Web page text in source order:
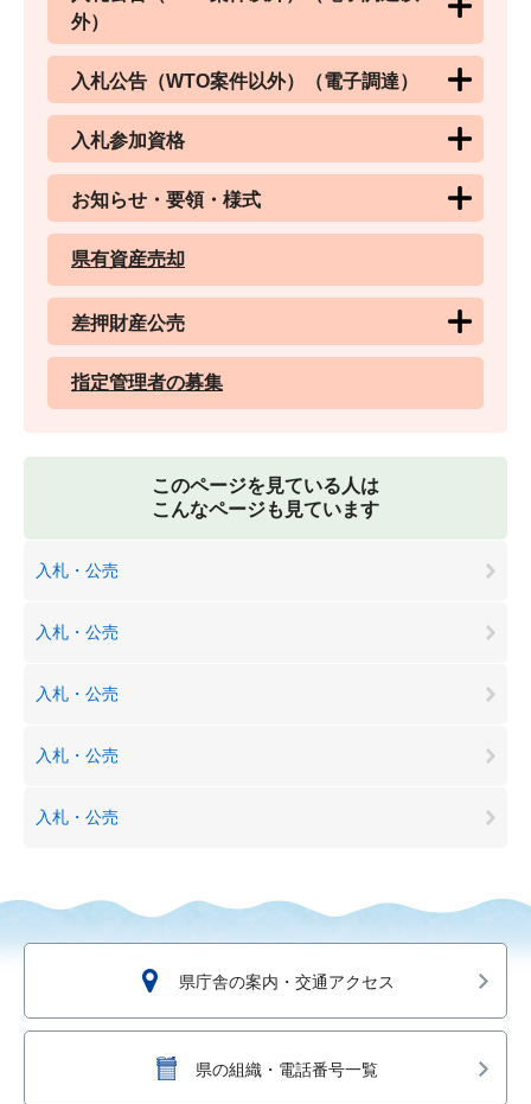
外）
入札公告（WTO案件以外）（電子調達）
入札参加資格
お知らせ・要領・様式
県有資産売却
差押財産公売
指定管理者の募集
このページを見ている人は
こんなページも見ています
入札・公売
入札・公売
入札・公売
入札・公売
入札・公売
県庁舎の案内・交通アクセス
県の組織・電話番号一覧